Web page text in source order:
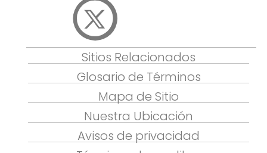
Sitios Relacionados
Glosario de Términos
Mapa de Sitio
Nuestra Ubicación
Avisos de privacidad